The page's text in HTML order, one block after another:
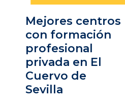
Mejores centros
con formación
profesional
privada en El
Cuervo de
Sevilla